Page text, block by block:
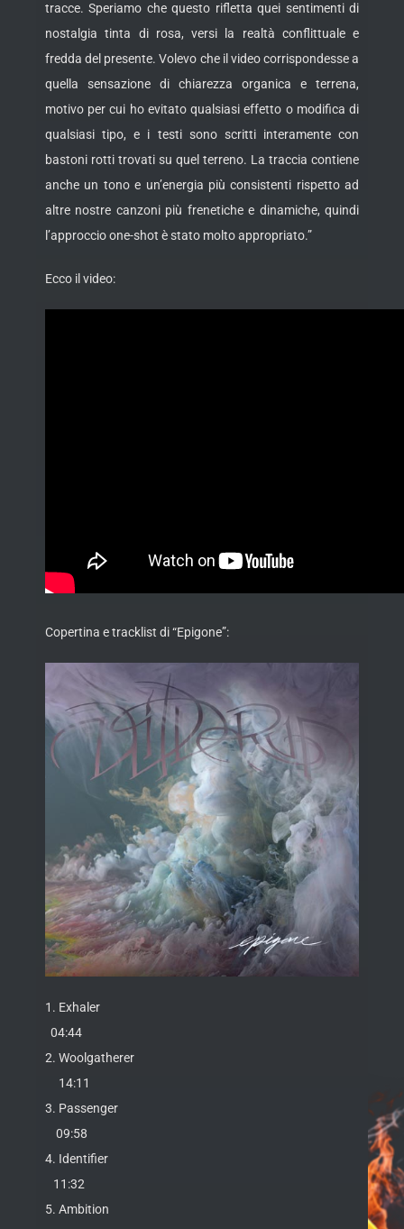
tracce. Speriamo che questo rifletta quei sentimenti di
nostalgia tinta di rosa, versi la realtà conflittuale e
fredda del presente. Volevo che il video corrispondesse a
quella sensazione di chiarezza organica e terrena,
motivo per cui ho evitato qualsiasi effetto o modifica di
qualsiasi tipo, e i testi sono scritti interamente con
bastoni rotti trovati su quel terreno. La traccia contiene
anche un tono e un’energia più consistenti rispetto ad
altre nostre canzoni più frenetiche e dinamiche, quindi
l’approccio one-shot è stato molto appropriato.”
Ecco il video:
Copertina e tracklist di “Epigone”:
1. Exhaler
04:44
2. Woolgatherer
14:11
3. Passenger
09:58
4. Identifier
11:32
5. Ambition